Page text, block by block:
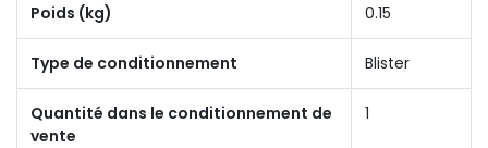
Poids (kg) 0.15
Type de conditionnement Blister
Quantité dans le conditionnement de
vente
1